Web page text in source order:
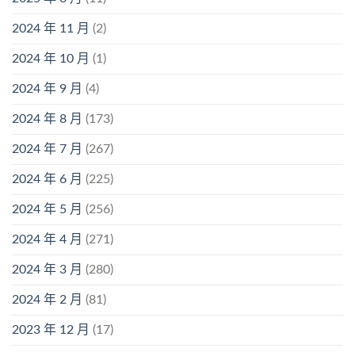
2024 年 11 月 (2)
2024 年 10 月 (1)
2024 年 9 月 (4)
2024 年 8 月 (173)
2024 年 7 月 (267)
2024 年 6 月 (225)
2024 年 5 月 (256)
2024 年 4 月 (271)
2024 年 3 月 (280)
2024 年 2 月 (81)
2023 年 12 月 (17)